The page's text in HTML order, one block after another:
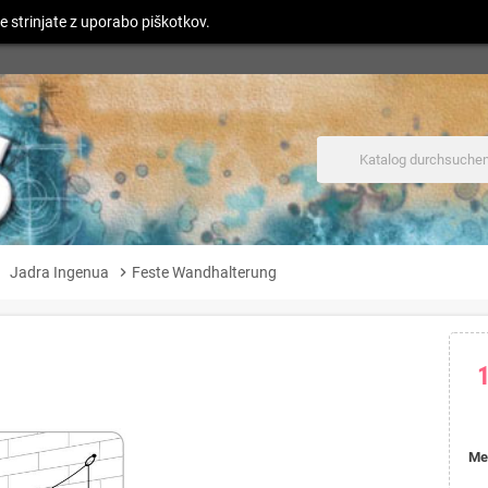
Jadra Ingenua chevron_right Feste Wandhalterung
strinjate z uporabo piškotkov.